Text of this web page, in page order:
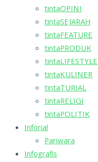
tintaOPINI
tintaSEJARAH
tintaFEATURE
tintaPRODUK
tintaLIFESTYLE
tintaKULINER
tintaTURIAL
tintaRELIGI
tintaPOLITIK
Inforial
Pariwara
Infografis